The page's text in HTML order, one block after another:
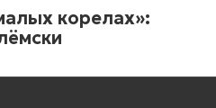
корелах»: